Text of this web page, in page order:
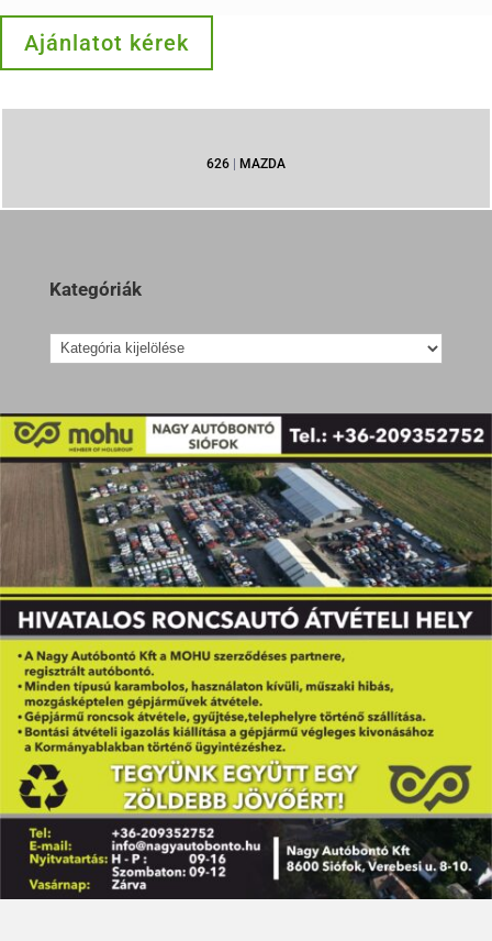
Ajánlatot kérek
626 | MAZDA
Kategóriák
Kategóriák